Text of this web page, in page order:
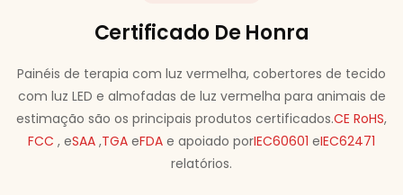
Certificado De Honra
Painéis de terapia com luz vermelha, cobertores de tecido
com luz LED e almofadas de luz vermelha para animais de
estimação são os principais produtos certificados.CE RoHS,
FCC , eSAA ,TGA eFDA e apoiado porIEC60601 eIEC62471
relatórios.